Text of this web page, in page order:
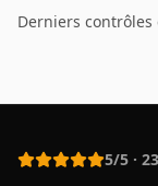
Derniers
5/5 · 23